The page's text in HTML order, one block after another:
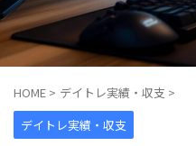
HOME > デイトレ実績・収支 >
デイトレ実績・収支